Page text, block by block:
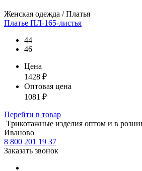
Женская одежда / Платья
Платье ПЛ-165-листья
44
46
Цена
1428 ₽
Оптовая цена
1081 ₽
Перейти в товар
Tрикотажные изделия оптом и в
Иваново
8 800 201 19 37
Заказать звонок